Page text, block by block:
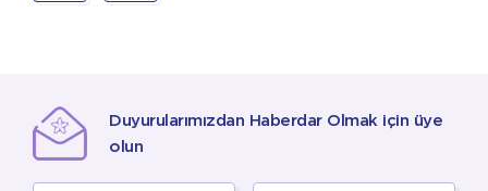
Duyurularımızdan Haberdar Olmak için üye
olun